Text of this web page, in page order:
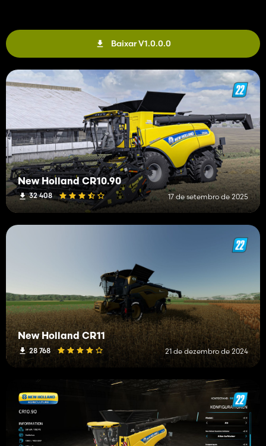
Baixar V1.0.0.0
New Holland CR10.90
32 408 17 de setembro de 2025
New Holland CR11
28 768 21 de dezembro de 2024